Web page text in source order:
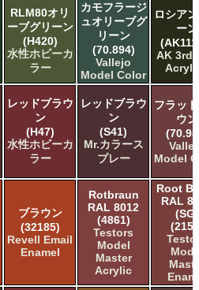
RLM80オリ
ーブグリーン
(H420)
水性ホビーカ
ラー
カモフラージ
ュオリーブグ
リーン
(70.894)
Vallejo
Model Color
ロシア
ーン
AK 3rd
レッドブラウ
ン
(H47)
水性ホビーカ
ラー
レッドブラウ
ン
(S41)
Mr.カラース
プレー
フラッ
ウン
Model
ブラウン
(32185)
Revell Email
Enamel
Rotbraun
RAL 8012
(4861)
Testors
Model
Master
Acrylic
Root
RAL
(SG)